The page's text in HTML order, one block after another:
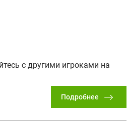
с другими игроками на
Подробнее